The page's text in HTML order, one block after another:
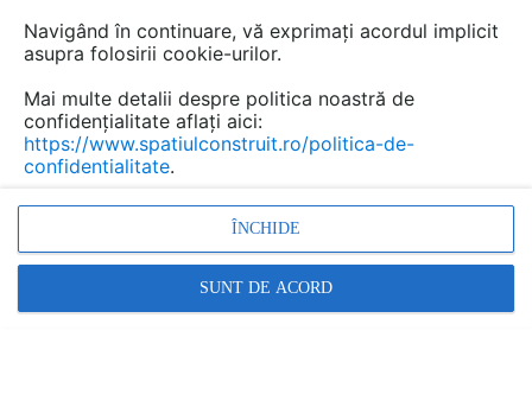
Navigând în continuare, vă exprimați acordul implicit
asupra folosirii cookie-urilor.
Mai multe detalii despre politica noastră de
confidențialitate aflați aici:
https://www.spatiulconstruit.ro/politica-de-
confidentialitate.
ÎNCHIDE
SUNT DE ACORD